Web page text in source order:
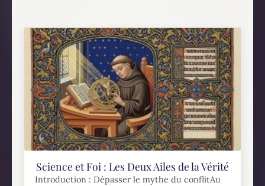
Science et Foi : Les Deux Ailes de la Vérité
Introduction : Dépasser le mythe du conflitAu